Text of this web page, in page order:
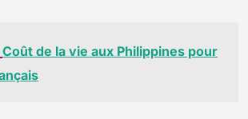
Coût de la vie aux Philippines pour